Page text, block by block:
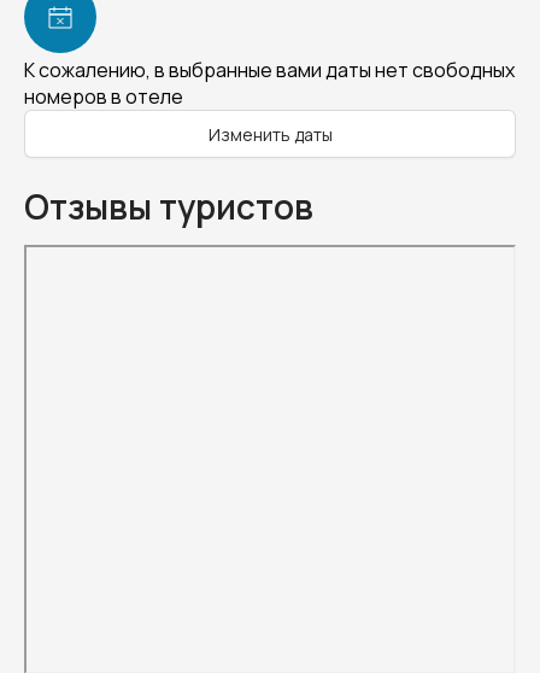
К сожалению, в выбранные вами даты нет свободных
номеров в отеле
Изменить даты
Отзывы туристов